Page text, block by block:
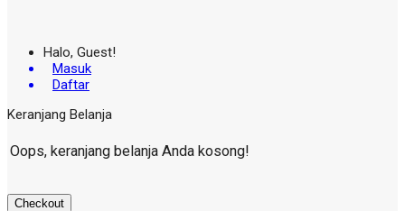
Halo, Guest!
Masuk
Daftar
Keranjang Belanja
Oops, keranjang belanja Anda kosong!
Checkout